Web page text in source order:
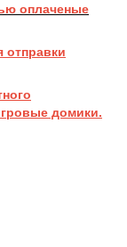
оплаченые
отправки
домики.